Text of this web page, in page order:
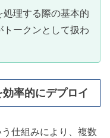
処理する際の基本的
ークンとして扱わ
率的にデプロイ
う仕組みにより、複数